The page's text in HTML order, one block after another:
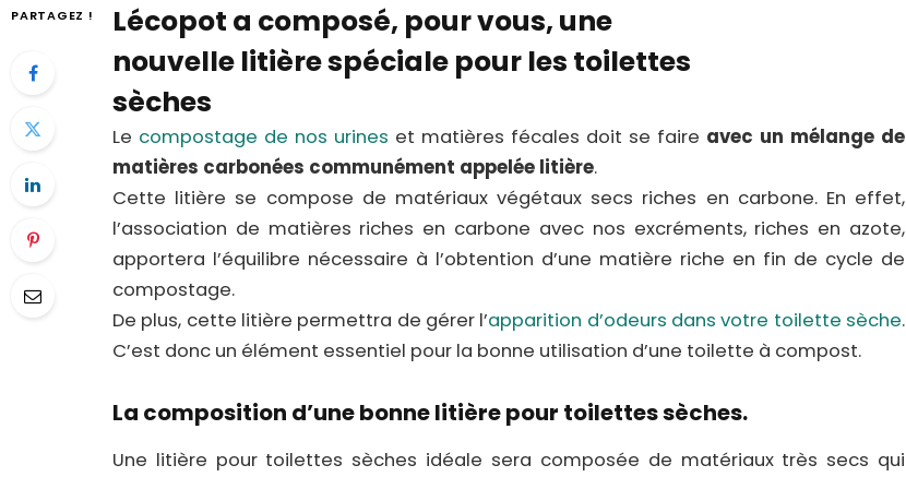
PARTAGEZ !
Lécopot a composé, pour vous, une
nouvelle litière spéciale pour les toilettes
sèches
Le compostage de nos urines et matières fécales doit se faire avec un mélange de
matières carbonées communément appelée litière.
Cette litière se compose de matériaux végétaux secs riches en carbone. En effet,
l’association de matières riches en carbone avec nos excréments, riches en azote,
apportera l’équilibre nécessaire à l’obtention d’une matière riche en fin de cycle de
compostage.
De plus, cette litière permettra de gérer l’apparition d’odeurs dans votre toilette sèche.
C’est donc un élément essentiel pour la bonne utilisation d’une toilette à compost.
La composition d’une bonne litière pour toilettes sèches.
Une litière pour toilettes sèches idéale sera composée de matériaux très secs qui